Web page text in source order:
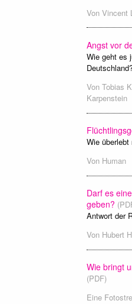
Von Vincent
Angst vor
Wie geht es
Von Tobias
Karpenstein
Wie
Von Human
Darf es
geben?
Antwort der
Von Hubert
Wie bringt
(PDF)
Eine